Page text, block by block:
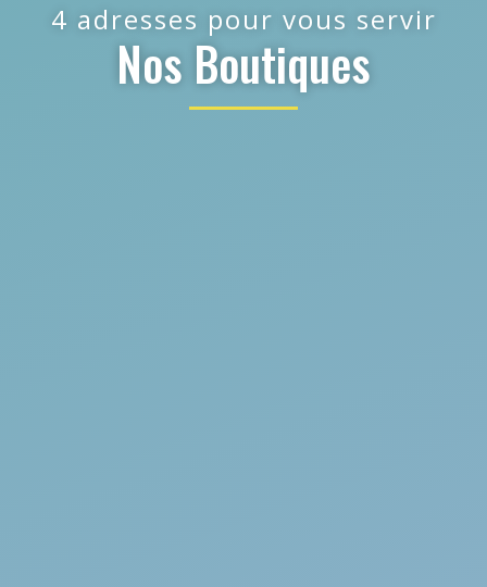
4 adresses pour vous servir
Nos Boutiques